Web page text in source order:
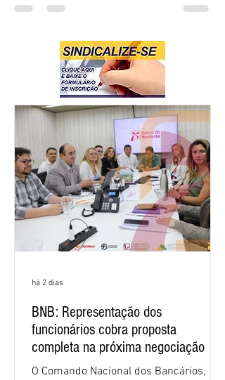
BNB: Representação dos
funcionários cobra proposta
completa na próxima negociação
O Comando Nacional dos Bancários,
há 2 dias